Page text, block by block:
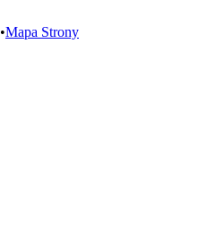
•Mapa Strony